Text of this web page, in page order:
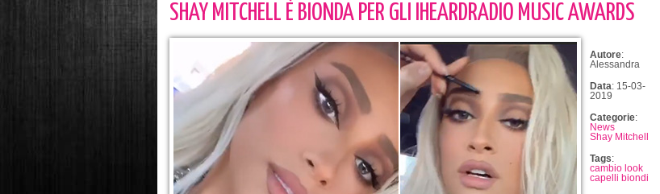
SHAY MITCHELL È BIONDA PER GLI IHEARDRADIO MUSIC AWARDS
Autore:
Alessandra
Data: 15-03-
2019
Categorie:
News
Shay Mitchell
Tags:
cambio look
capelli biondi